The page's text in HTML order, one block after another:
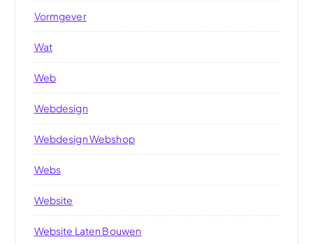
Vormgever
Wat
Web
Webdesign
Webdesign Webshop
Webs
Website
Website Laten Bouwen